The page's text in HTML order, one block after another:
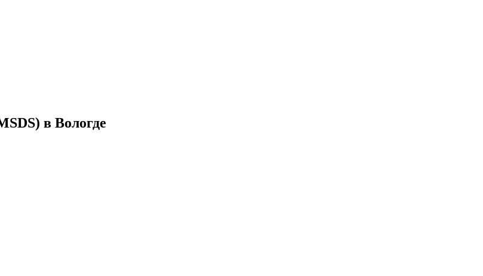
в Вологде